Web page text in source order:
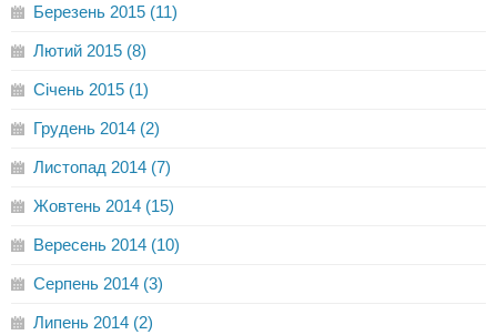
Березень 2015 (11)
Лютий 2015 (8)
Січень 2015 (1)
Грудень 2014 (2)
Листопад 2014 (7)
Жовтень 2014 (15)
Вересень 2014 (10)
Серпень 2014 (3)
Липень 2014 (2)